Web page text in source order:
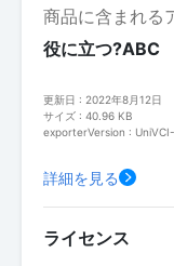
商品に含まれる
役に立つ?ABC
更新日 : 2022年8月12日
サイズ : 40.96 KB
exporterVersion :
詳細を見る
ライセンス